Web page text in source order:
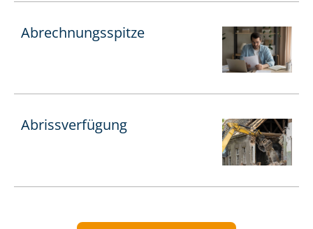
Ab­rech­nungs­spit­ze
Abrissverfügung